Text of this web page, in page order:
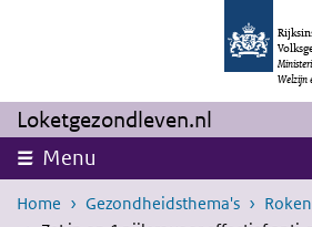
Overslaan en naar de inhoud gaan
Welzijn
Loketgezondleven.nl
Menu
Home Gezondheidsthema's
Roken